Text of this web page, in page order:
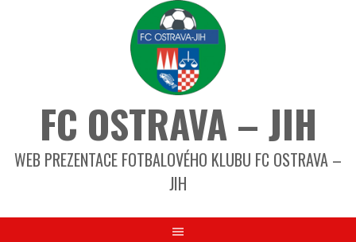
FC OSTRAVA – JIH
WEB PREZENTACE FOTBALOVÉHO KLUBU FC OSTRAVA –
JIH